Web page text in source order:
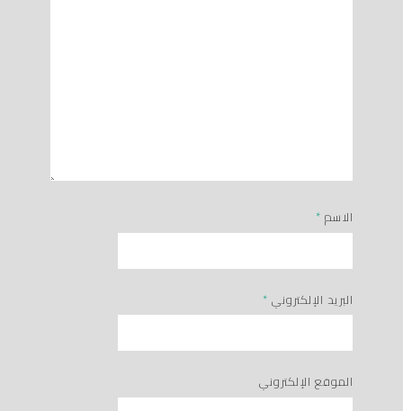
الاسم *
البريد الإلكتروني *
الموقع الإلكتروني